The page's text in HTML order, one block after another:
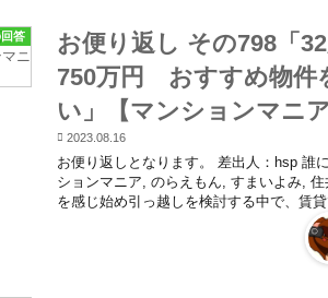
答
お便り返し その798「
750万円 おすすめ物件
い」【マンションマニア
2023.08.16
お便り返しとなります。 差出人：hsp 誰
ションマニア, のらえもん, すまいよみ,
を感じ始め引っ越しを検討する中で、賃貸